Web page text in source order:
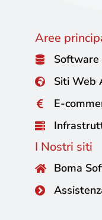
Aree
Software
Siti Web
E-
I Nostri siti
Boma